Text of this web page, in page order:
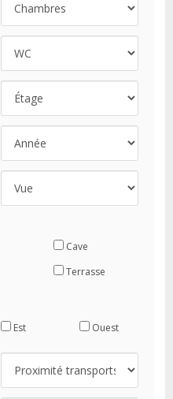
Cave
Terrasse
Est Ouest